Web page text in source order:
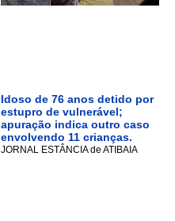
Idoso de 76 anos detido por
estupro de vulnerável;
apuração indica outro caso
envolvendo 11 crianças.
JORNAL ESTÂNCIA de ATIBAIA